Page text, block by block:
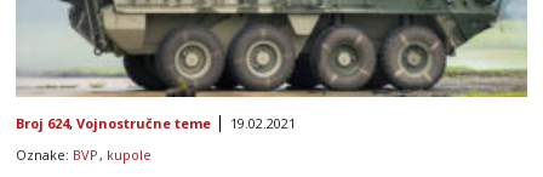
Broj 624, Vojnostručne teme
19.02.2021
Oznake: BVP, kupole